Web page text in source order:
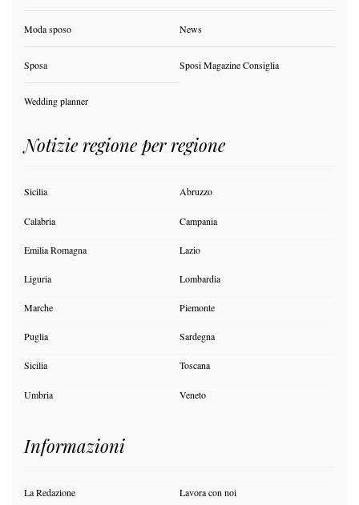
Moda sposo News
Sposa Sposi Magazine Consiglia
Wedding planner
Notizie regione per regione
Sicilia Abruzzo
Calabria Campania
Emilia Romagna Lazio
Liguria Lombardia
Marche Piemonte
Puglia Sardegna
Sicilia Toscana
Umbria Veneto
Informazioni
La Redazione Lavora con noi